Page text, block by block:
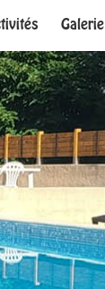
Galerie